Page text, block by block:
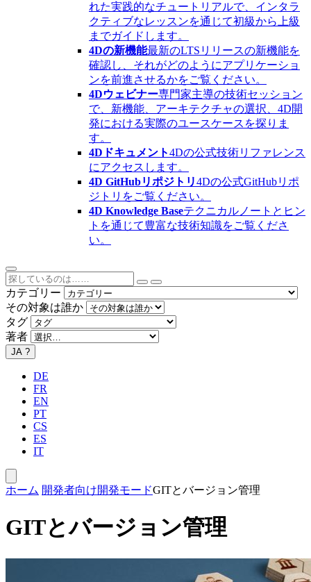
れた実践的なチュートリアルで、インタラ
クティブなレッスンを通じて初級から上級
までガイドします。
4Dの新機能最新のLTSリリースの新機能を
確認し、それがどのようにアプリケーショ
ンを前進させるかをご覧ください。
4Dウェビナー専門家主導の技術セッション
で、新機能、アーキテクチャの選択、4D開
発における実際のユースケースを探りま
す。
4Dドキュメント4Dの公式技術リファレンス
にアクセスします。
4D GitHubリポジトリ4Dの公式GitHubリポ
ジトリをご覧ください。
4D Knowledge Baseテクニカルノートとヒン
トを通じて豊富な技術知識をご覧くださ
い。
カテゴリー
その対象は誰か
タグ
著者
JA ?
DE
FR
EN
PT
CS
ES
IT
ホーム 開発者向け開発モードGITとバージョン管理
GITとバージョン管理